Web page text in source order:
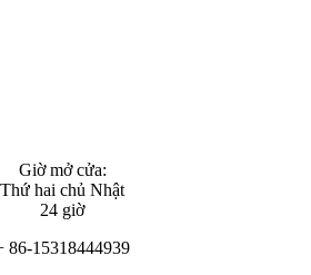
Giờ mở cửa:
Thứ hai chủ Nhật
24 giờ
86-15318444939